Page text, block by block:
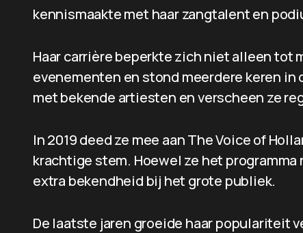
kennismaakte met haar zangtalent en
Haar carrière beperkte zich niet alleen tot
evenementen en stond meerdere keren in
met bekende artiesten en verscheen ze
In 2019 deed ze mee aan The Voice of
krachtige stem. Hoewel ze het
extra bekendheid bij het grote publiek.
De laatste jaren groeide haar populariteit